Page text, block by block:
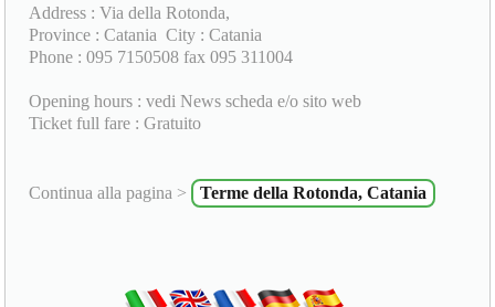
Address : Via della Rotonda,
Province : Catania City : Catania
Phone : 095 7150508 fax 095 311004
Opening hours : vedi News scheda e/o sito web
Ticket full fare : Gratuito
Continua alla pagina > Terme della Rotonda, Catania